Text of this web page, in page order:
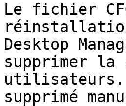
Le fichier
Desktop
supprimer
utilisateurs.
supprimé